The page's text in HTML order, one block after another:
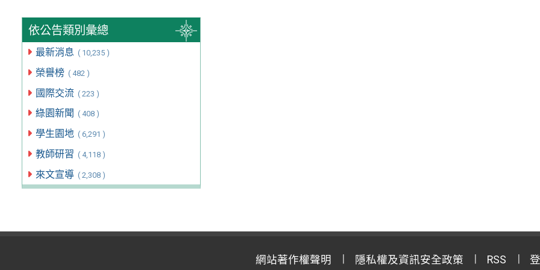
依公告類別彙總
最新消息 ( 10,235 )
榮譽榜 ( 482 )
國際交流 ( 223 )
綠園新聞 ( 408 )
學生園地 ( 6,291 )
教師研習 ( 4,118 )
來文宣導 ( 2,308 )
網站著作權聲明 隱私權及資訊安全政策 RSS